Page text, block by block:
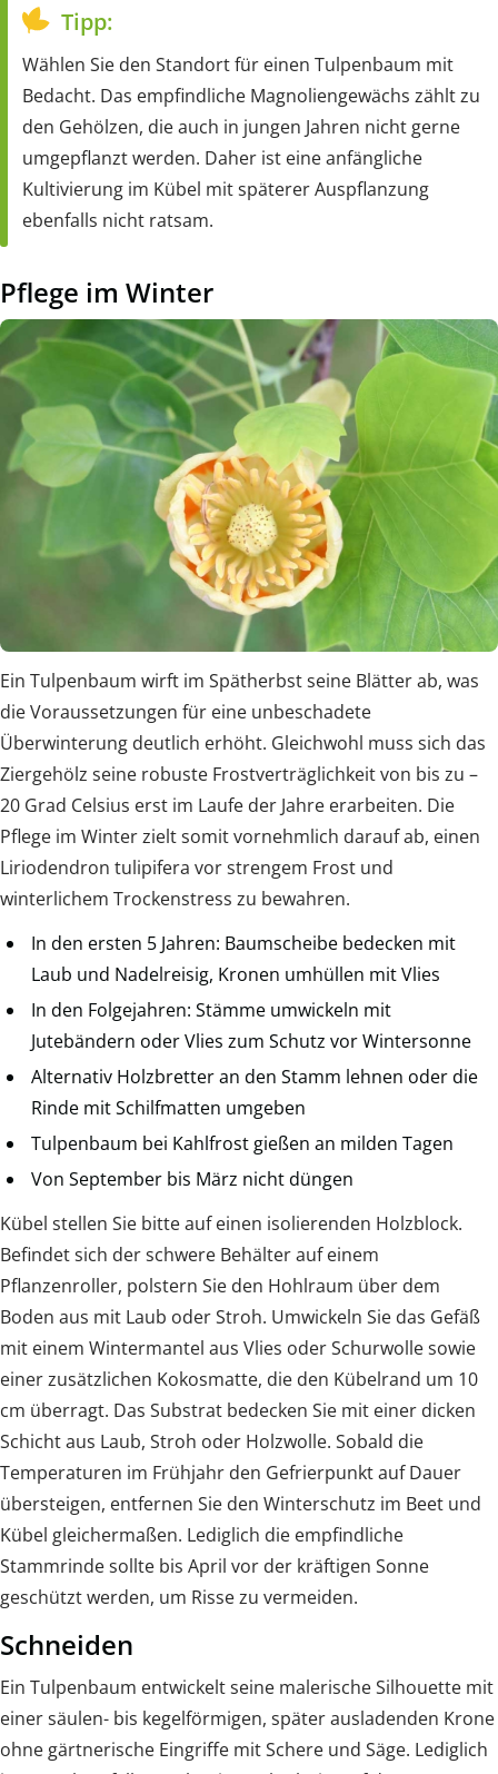
Tipp:
Wählen Sie den Standort für einen Tulpenbaum mit
Bedacht. Das empfindliche Magnoliengewächs zählt zu
den Gehölzen, die auch in jungen Jahren nicht gerne
umgepflanzt werden. Daher ist eine anfängliche
Kultivierung im Kübel mit späterer Auspflanzung
ebenfalls nicht ratsam.
Pflege im Winter
Ein Tulpenbaum wirft im Spätherbst seine Blätter ab, was
die Voraussetzungen für eine unbeschadete
Überwinterung deutlich erhöht. Gleichwohl muss sich das
Ziergehölz seine robuste Frostverträglichkeit von bis zu –
20 Grad Celsius erst im Laufe der Jahre erarbeiten. Die
Pflege im Winter zielt somit vornehmlich darauf ab, einen
Liriodendron tulipifera vor strengem Frost und
winterlichem Trockenstress zu bewahren.
In den ersten 5 Jahren: Baumscheibe bedecken mit
Laub und Nadelreisig, Kronen umhüllen mit Vlies
In den Folgejahren: Stämme umwickeln mit
Jutebändern oder Vlies zum Schutz vor Wintersonne
Alternativ Holzbretter an den Stamm lehnen oder die
Rinde mit Schilfmatten umgeben
Tulpenbaum bei Kahlfrost gießen an milden Tagen
Von September bis März nicht düngen
Kübel stellen Sie bitte auf einen isolierenden Holzblock.
Befindet sich der schwere Behälter auf einem
Pflanzenroller, polstern Sie den Hohlraum über dem
Boden aus mit Laub oder Stroh. Umwickeln Sie das Gefäß
mit einem Wintermantel aus Vlies oder Schurwolle sowie
einer zusätzlichen Kokosmatte, die den Kübelrand um 10
cm überragt. Das Substrat bedecken Sie mit einer dicken
Schicht aus Laub, Stroh oder Holzwolle. Sobald die
Temperaturen im Frühjahr den Gefrierpunkt auf Dauer
übersteigen, entfernen Sie den Winterschutz im Beet und
Kübel gleichermaßen. Lediglich die empfindliche
Stammrinde sollte bis April vor der kräftigen Sonne
geschützt werden, um Risse zu vermeiden.
Schneiden
Ein Tulpenbaum entwickelt seine malerische Silhouette mit
einer säulen- bis kegelförmigen, später ausladenden Krone
ohne gärtnerische Eingriffe mit Schere und Säge. Lediglich